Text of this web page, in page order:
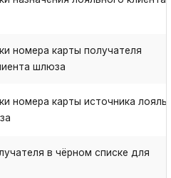
номера карты получателя
шлюза
номера карты источника
в чёрном списке для